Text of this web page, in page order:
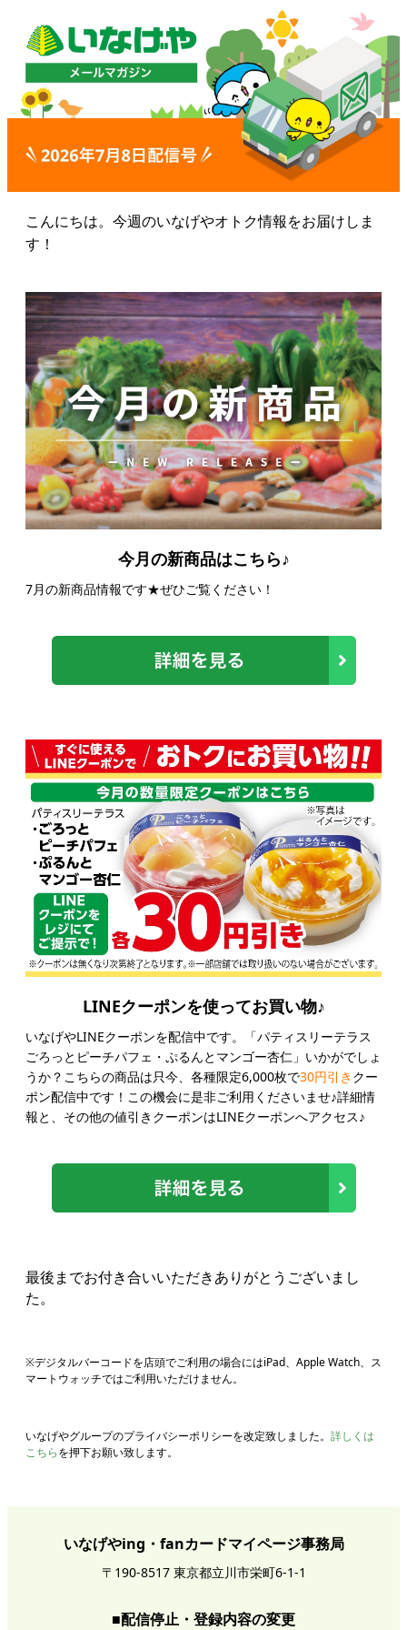
こんにちは。今週のいなげやオトク情報をお届けしま
す！
今月の新商品はこちら♪
7月の新商品情報です★ぜひご覧ください！
LINEクーポンを使ってお買い物♪
いなげやLINEクーポンを配信中です。「パティスリーテラス
ごろっとピーチパフェ・ぷるんとマンゴー杏仁」いかがでしょ
うか？こちらの商品は只今、各種限定6,000枚で30円引き クー
ポン配信中です！この機会に是非ご利用くださいませ♪詳細情
報と、その他の値引きクーポンはLINEクーポンへアクセス♪
最後までお付き合いいただきありがとうございまし
た。
※デジタルバーコードを店頭でご利用の場合にはiPad、Apple Watch、ス
マートウォッチではご利用いただけません。
いなげやグループのプライバシーポリシーを改定致しました。 詳しくは
こちらを押下お願い致します。
いなげやing・fanカードマイページ事務局
〒190-8517 東京都立川市栄町6-1-1
■配信停止・登録内容の変更